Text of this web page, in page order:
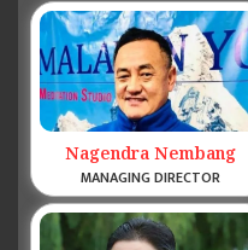
Nagendra Nembang
MANAGING DIRECTOR